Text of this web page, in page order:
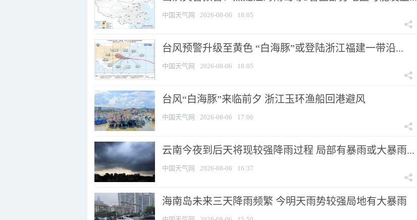
中国天气网 2026-08-06 18:05
台风预警升级至黄色 “白海豚”或登陆浙江福建一带沿...
中国天气网 2026-08-06 18:05
台风“白海豚”来临前夕 浙江玉环渔船回港避风
中国天气网 2026-08-06 17:06
云南今夜到后天将现较强降雨过程 局部有暴雨或大暴雨...
中国天气网 2026-08-06 16:37
海南岛未来三天降雨频繁 今明天雨势较强局地有大暴雨